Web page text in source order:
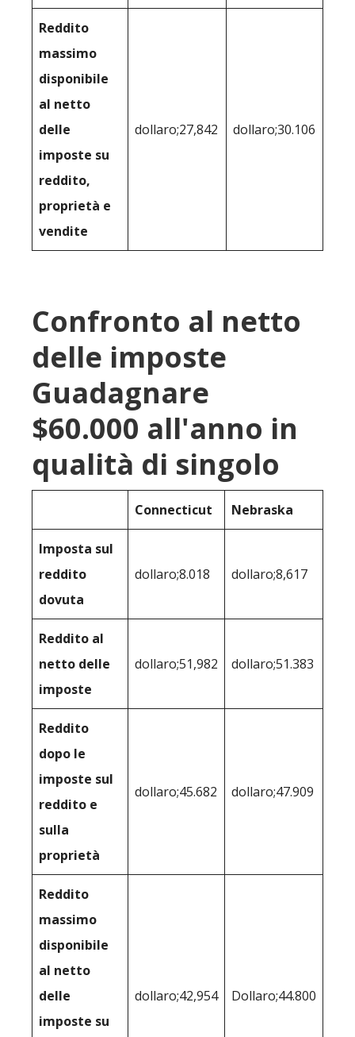
Reddito
massimo
disponibile
al netto
delle
imposte su
reddito,
proprietà e
vendite
dollaro;27,842 dollaro;30.106
Confronto al netto
delle imposte
Guadagnare
$60.000 all'anno in
qualità di singolo
Connecticut Nebraska
Imposta sul
reddito
dovuta
dollaro;8.018 dollaro;8,617
Reddito al
netto delle
imposte
dollaro;51,982 dollaro;51.383
Reddito
dopo le
imposte sul
reddito e
sulla
proprietà
dollaro;45.682 dollaro;47.909
Reddito
massimo
disponibile
al netto
delle
imposte su
dollaro;42,954 Dollaro;44.800